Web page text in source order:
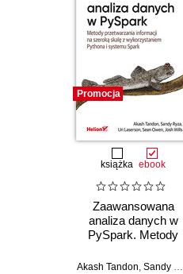
Promocja
książka ebook
Zaawansowana
analiza danych w
PySpark. Metody
informacji na szeroką
Akash Tandon, Sandy Ryza